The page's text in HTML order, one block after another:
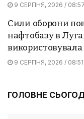
9 СЕРПНЯ, 2026 / 08:57
Сили оборони
нафтобазу в
9 СЕРПНЯ, 2026 / 08:51
ГОЛОВНЕ